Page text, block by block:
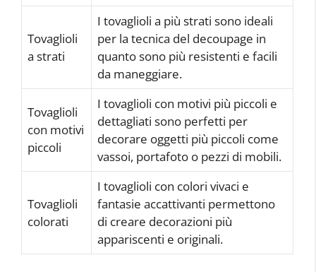
Tovaglioli
a strati
I tovaglioli a più strati sono ideali
per la tecnica del decoupage in
quanto sono più resistenti e facili
da maneggiare.
Tovaglioli
con motivi
piccoli
I tovaglioli con motivi più piccoli e
dettagliati sono perfetti per
decorare oggetti più piccoli come
vassoi, portafoto o pezzi di mobili.
Tovaglioli
colorati
I tovaglioli con colori vivaci e
fantasie accattivanti permettono
di creare decorazioni più
appariscenti e originali.